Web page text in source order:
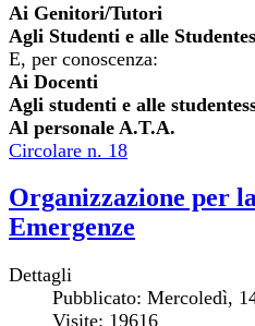
Ai Genitori/Tutori
Agli Studenti e alle
E, per conoscenza:
Ai Docenti
Agli studenti e alle
Al personale A.T.A.
Circolare n. 18
Organizzazione per
Emergenze
Dettagli
Pubblicato: Mercoledì,
Visite: 19616